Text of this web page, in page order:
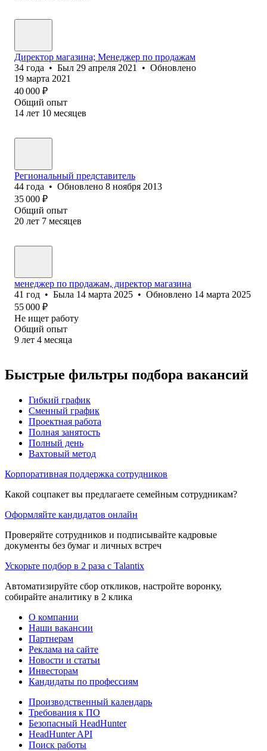
Директор магазина; Менеджер по продажам
34 года • Был 29 апреля 2021 • Обновлено
19 марта 2021
40 000 ₽
Общий опыт
14 лет 10 месяцев
Региональный представитель
44 года • Обновлено 8 ноября 2013
35 000 ₽
Общий опыт
20 лет 7 месяцев
менеджер по продажам, директор магазина
41 год • Была 14 марта 2025 • Обновлено 14 марта 2025
55 000 ₽
Не ищет работу
Общий опыт
9 лет 4 месяца
Быстрые фильтры подбора вакансий
Гибкий график
Сменный график
Проектная работа
Полная занятость
Полный день
Вахтовый метод
Корпоративная поддержка сотрудников
Какой соцпакет вы предлагаете семейным сотрудникам?
Оформляйте кандидатов онлайн
Проверяйте сотрудников и подписывайте кадровые
документы без бумаг и личных встреч
Ускорьте подбор в 2 раза с Talantix
Автоматизируйте сбор откликов, настройте воронку,
собирайте аналитику в 2 клика
О компании
Наши вакансии
Партнерам
Реклама на сайте
Новости и статьи
Инвесторам
Кандидаты по профессиям
Производственный календарь
Требования к ПО
Безопасный HeadHunter
HeadHunter API
Поиск работы